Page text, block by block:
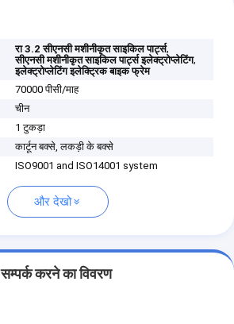
रा 3.2 सीएनसी मशीनीकृत साइकिल पार्ट्स,
सीएनसी मशीनीकृत साइकिल पार्ट्स इलेक्ट्रोप्लेटिंग,
इलेक्ट्रोप्लेटिंग इलेक्ट्रिक बाइक फ्रेम
70000 पीसी/माह
चीन
1 टुकड़ा
कार्टून बक्से, लकड़ी के बक्से
ISO9001 and ISO14001 system
और देखो
सम्पर्क करने का विवरण